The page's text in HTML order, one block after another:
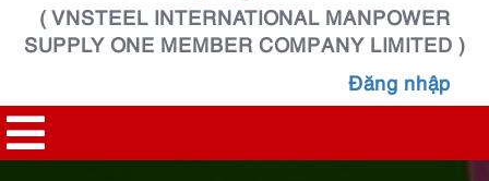
( VNSTEEL INTERNATIONAL MANPOWER
SUPPLY ONE MEMBER COMPANY LIMITED )
Đăng nhập